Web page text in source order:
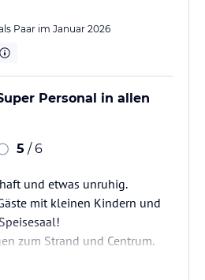
Paar im Januar 2026
Personal in allen
5 / 6
und etwas unruhig.
mit kleinen Kindern und
zum Strand und Centrum.